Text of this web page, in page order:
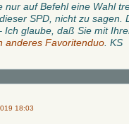
nur auf Befehl eine Wahl
SPD, nicht zu sagen.
Ich glaube, daß Sie mit
anderes Favoritenduo . KS
18:03